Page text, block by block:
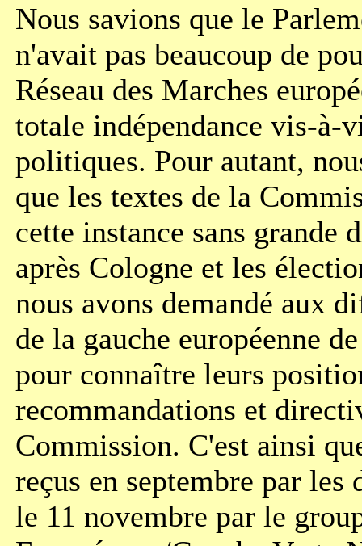
Nous savions que le
n'avait pas beaucoup de
Réseau des Marches
totale indépendance vis-à-
politiques. Pour autant,
que les textes de la
cette instance sans grande
après Cologne et les
nous avons demandé aux
de la gauche européenne
pour connaître leurs
recommandations et
Commission. C'est ainsi
reçus en septembre par les
le 11 novembre par le